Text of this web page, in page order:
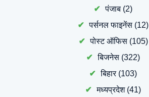
पंजाब (2)
पर्सनल फाइनेंस (12)
पोस्ट ऑफिस(105)
बिजनेस (322)
बिहार(103)
मध्यप्रदेश(41)